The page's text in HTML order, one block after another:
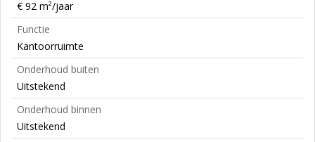
€ 92 m²/jaar
Functie
Kantoorruimte
Onderhoud buiten
Uitstekend
Onderhoud binnen
Uitstekend